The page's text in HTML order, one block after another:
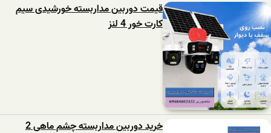
قیمت دوربین مداربسته خورشیدی سیم
کارت خور 4 لنز
خرید دوربین مداربسته چشم ماهی 2